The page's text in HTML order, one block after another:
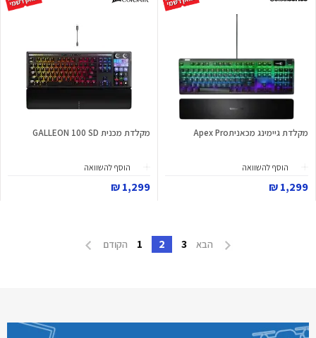
מקלדת גיימינג מכאניתApex Pro
הוסף להשוואה
1,299 ₪
מקלדת מכנית GALLEON 100 SD
הוסף להשוואה
1,299 ₪
הבא 3
2
1 הקודם